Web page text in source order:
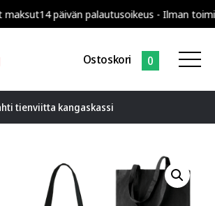
14 päivän palautusoikeus - Ilman
Ostoskori 0
tienviitta kangaskassi